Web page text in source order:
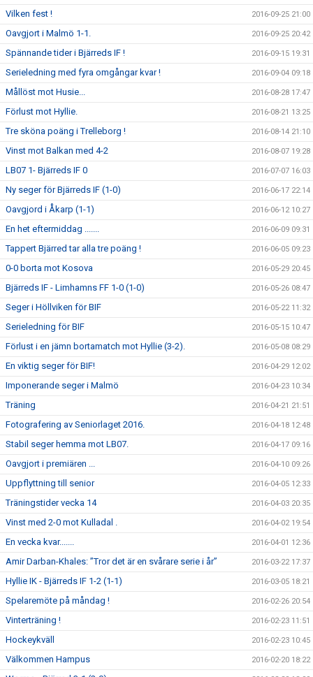
Vilken fest ! 2016-09-25 21:00
Oavgjort i Malmö 1-1. 2016-09-25 20:42
Spännande tider i Bjärreds IF ! 2016-09-15 19:31
Serieledning med fyra omgångar kvar ! 2016-09-04 09:18
Mållöst mot Husie... 2016-08-28 17:47
Förlust mot Hyllie. 2016-08-21 13:25
Tre sköna poäng i Trelleborg ! 2016-08-14 21:10
Vinst mot Balkan med 4-2 2016-08-07 19:28
LB07 1- Bjärreds IF 0 2016-07-07 16:03
Ny seger för Bjärreds IF (1-0) 2016-06-17 22:14
Oavgjord i Åkarp (1-1) 2016-06-12 10:27
En het eftermiddag ....... 2016-06-09 09:31
Tappert Bjärred tar alla tre poäng ! 2016-06-05 09:23
0-0 borta mot Kosova 2016-05-29 20:45
Bjärreds IF - Limhamns FF 1-0 (1-0) 2016-05-26 08:47
Seger i Höllviken för BIF 2016-05-22 11:32
Serieledning för BIF 2016-05-15 10:47
Förlust i en jämn bortamatch mot Hyllie (3-2). 2016-05-08 08:29
En viktig seger för BIF! 2016-04-29 12:02
Imponerande seger i Malmö 2016-04-23 10:34
Träning 2016-04-21 21:51
Fotografering av Seniorlaget 2016. 2016-04-18 12:48
Stabil seger hemma mot LB07. 2016-04-17 09:16
Oavgjort i premiären ... 2016-04-10 09:26
Uppflyttning till senior 2016-04-05 12:33
Träningstider vecka 14 2016-04-03 20:35
Vinst med 2-0 mot Kulladal . 2016-04-02 19:54
En vecka kvar....... 2016-04-01 12:36
Amir Darban-Khales: ”Tror det är en svårare serie i år” 2016-03-22 17:37
Hyllie IK - Bjärreds IF 1-2 (1-1) 2016-03-05 18:21
Spelaremöte på måndag ! 2016-02-26 20:54
Vinterträning ! 2016-02-23 11:51
Hockeykväll 2016-02-23 10:45
Välkommen Hampus 2016-02-20 18:22